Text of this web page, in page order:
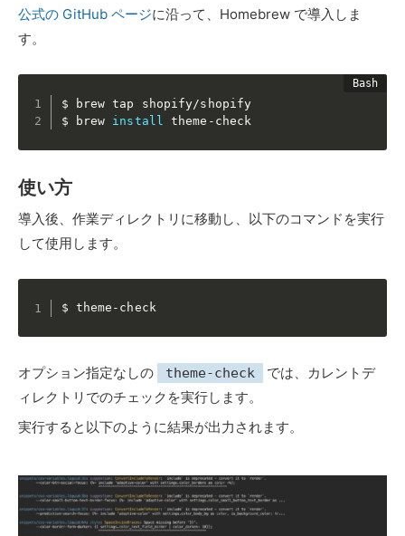
公式の GitHub ページに沿って、Homebrew で導入しま
す。
$ brew tap shopify/shopify
$ brew install theme-check
使い方
導入後、作業ディレクトリに移動し、以下のコマンドを実行
して使用します。
$ theme-check
オプション指定なしの theme-check
では、カレントデ
ィレクトリでのチェックを実行します。
実行すると以下のように結果が出力されます。